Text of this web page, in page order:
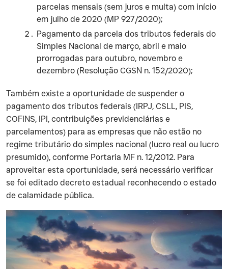
parcelas mensais (sem juros e multa) com início
em julho de 2020 (MP 927/2020);
Pagamento da parcela dos tributos federais do
Simples Nacional de março, abril e maio
prorrogadas para outubro, novembro e
dezembro (Resolução CGSN n. 152/2020);
‍Também existe a oportunidade de suspender o
pagamento dos tributos federais (IRPJ, CSLL, PIS,
COFINS, IPI, contribuições previdenciárias e
parcelamentos) para as empresas que não estão no
regime tributário do simples nacional (lucro real ou lucro
presumido), conforme Portaria MF n. 12/2012. Para
aproveitar esta oportunidade, será necessário verificar
se foi editado decreto estadual reconhecendo o estado
de calamidade pública.